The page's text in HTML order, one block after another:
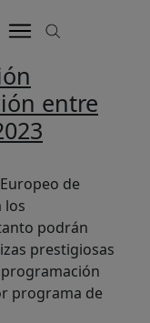
entre
de
los
podrán
prestigiosas
programación
programa de